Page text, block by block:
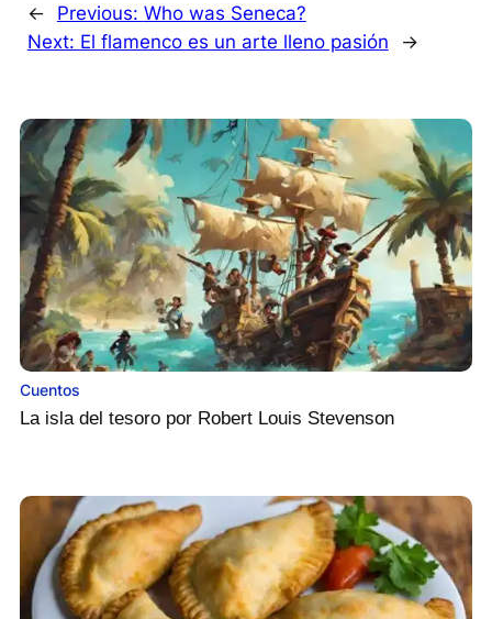
← Previous: Who was Seneca?
Next: El flamenco es un arte lleno pasión →
Cuentos
La isla del tesoro por Robert Louis Stevenson